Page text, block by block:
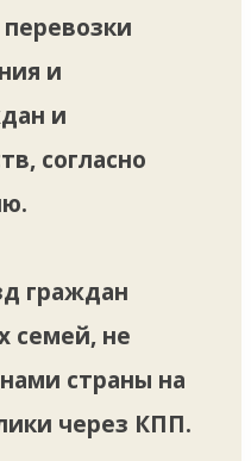
и
и
согласно
граждан
семей, не
страны на
через КПП.